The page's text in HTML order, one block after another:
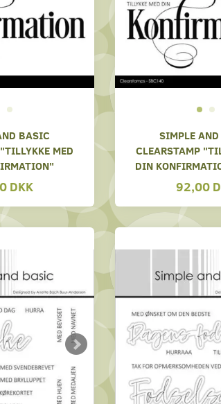
BASIC
MED
DKK
SIMPLE
CLEARSTAMP
DIN
92,00